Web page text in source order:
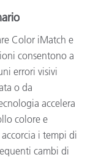
Color iMatch e
consentono a
errori visivi
o da
accelera
colore e
i tempi di
cambi di